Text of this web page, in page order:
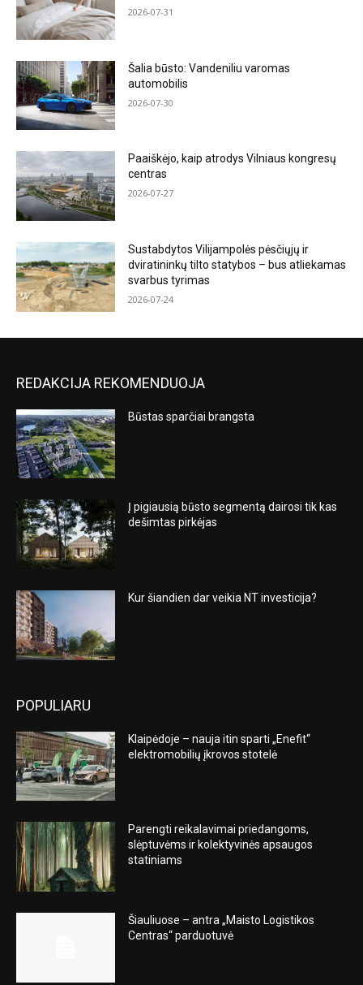
2026-07-31
Šalia būsto: Vandeniliu varomas
automobilis
2026-07-30
Paaiškėjo, kaip atrodys Vilniaus kongresų
centras
2026-07-27
Sustabdytos Vilijampolės pėsčiųjų ir
dviratininkų tilto statybos – bus atliekamas
svarbus tyrimas
2026-07-24
REDAKCIJA REKOMENDUOJA
Būstas sparčiai brangsta
Į pigiausią būsto segmentą dairosi tik kas
dešimtas pirkėjas
Kur šiandien dar veikia NT investicija?
POPULIARU
Klaipėdoje – nauja itin sparti „Enefit“
elektromobilių įkrovos stotelė
Parengti reikalavimai priedangoms,
slėptuvėms ir kolektyvinės apsaugos
statiniams
Šiauliuose – antra „Maisto Logistikos
Centras“ parduotuvė